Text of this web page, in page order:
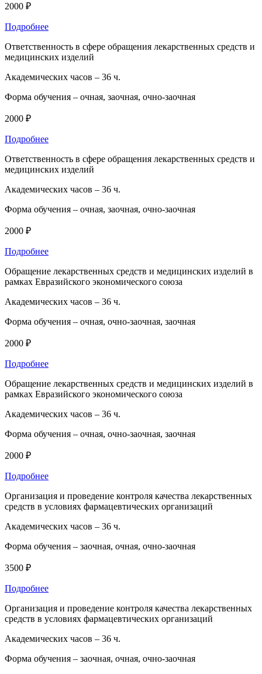
2000 ₽
Подробнее
Ответственность в сфере обращения лекарственных средств и
медицинских изделий
Академических часов – 36 ч.
Форма обучения – очная, заочная, очно-заочная
2000 ₽
Подробнее
Ответственность в сфере обращения лекарственных средств и
медицинских изделий
Академических часов – 36 ч.
Форма обучения – очная, заочная, очно-заочная
2000 ₽
Подробнее
Обращение лекарственных средств и медицинских изделий в
рамках Евразийского экономического союза
Академических часов – 36 ч.
Форма обучения – очная, очно-заочная, заочная
2000 ₽
Подробнее
Обращение лекарственных средств и медицинских изделий в
рамках Евразийского экономического союза
Академических часов – 36 ч.
Форма обучения – очная, очно-заочная, заочная
2000 ₽
Подробнее
Организация и проведение контроля качества лекарственных
средств в условиях фармацевтических организаций
Академических часов – 36 ч.
Форма обучения – заочная, очная, очно-заочная
3500 ₽
Подробнее
Организация и проведение контроля качества лекарственных
средств в условиях фармацевтических организаций
Академических часов – 36 ч.
Форма обучения – заочная, очная, очно-заочная